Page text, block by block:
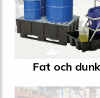
Fat och